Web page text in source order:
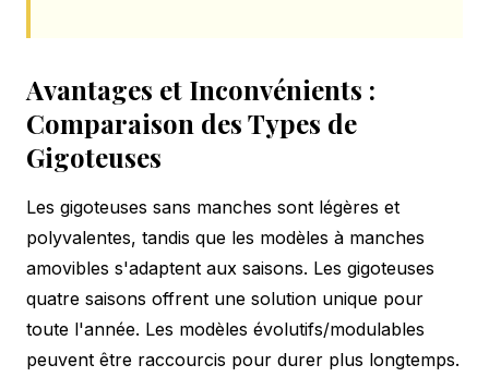
Avantages et Inconvénients :
Comparaison des Types de
Gigoteuses
Les gigoteuses sans manches sont légères et
polyvalentes, tandis que les modèles à manches
amovibles s'adaptent aux saisons. Les gigoteuses
quatre saisons offrent une solution unique pour
toute l'année. Les modèles évolutifs/modulables
peuvent être raccourcis pour durer plus longtemps.